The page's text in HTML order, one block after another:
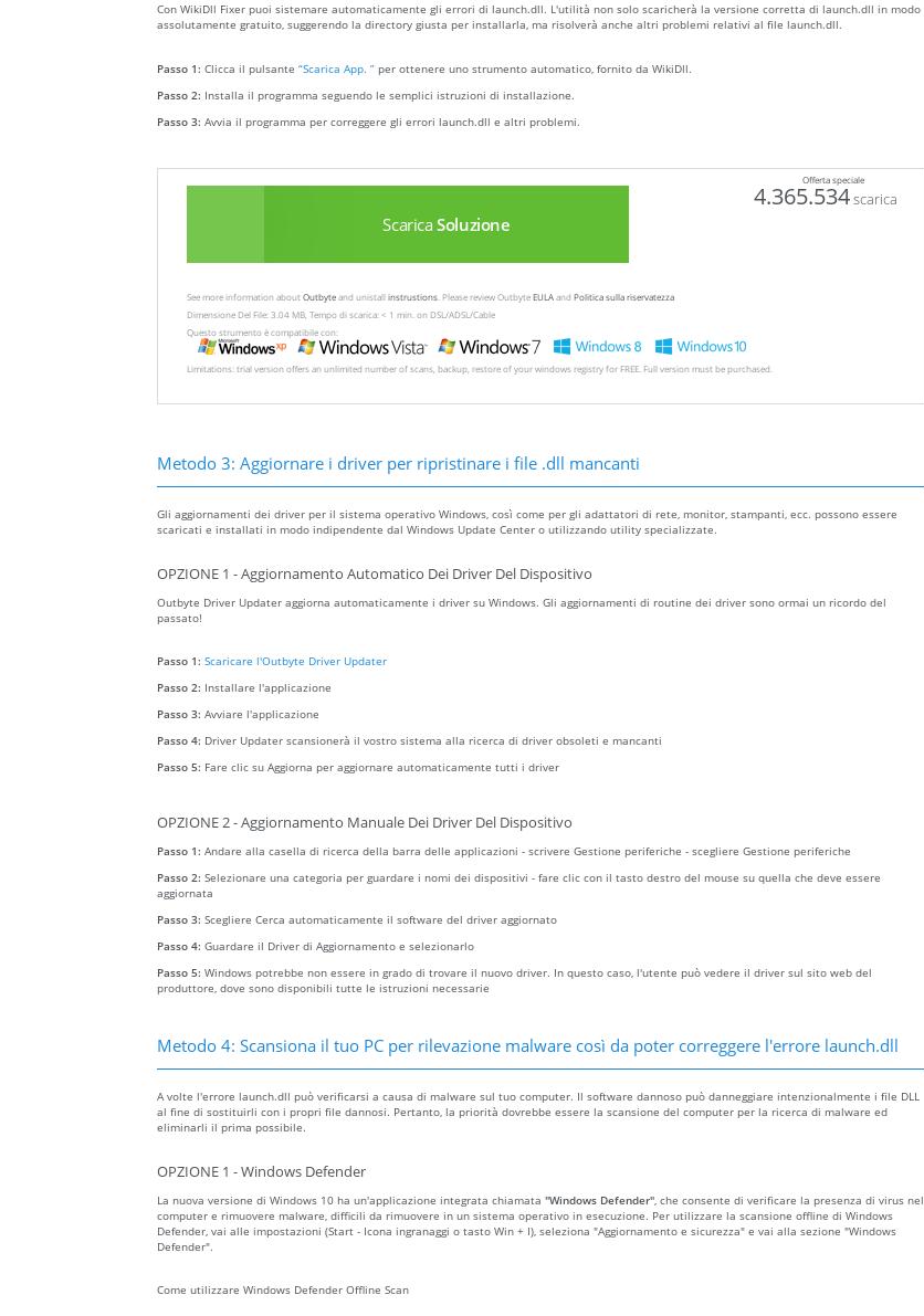
Con WikiDll Fixer puoi sistemare automaticamente gli errori di launch.dll. L'utilità non solo scaricherà la versione corretta di launch.dll in modo
assolutamente gratuito, suggerendo la directory giusta per installarla, ma risolverà anche altri problemi relativi al file launch.dll.
Passo 1: Clicca il pulsante “Scarica App. ” per ottenere uno strumento automatico, fornito da WikiDll.
Passo 2: Installa il programma seguendo le semplici istruzioni di installazione.
Passo 3: Avvia il programma per correggere gli errori launch.dll e altri problemi.
Offerta speciale
ScaricaSoluzione
4.365.534scarica
See more information about Outbyteand unistallinstrustions . Please review OutbyteEULAandPolitica sulla riservatezza
Dimensione Del File: 3.04 MB, Tempo di scarica: < 1 min. on DSL/ADSL/Cable
Questo strumento è compatibile con:
Limitations: trial version offers an unlimited number of scans, backup, restore of your windows registry for FREE. Full version must be purchased.
Metodo 3: Aggiornare i driver per ripristinare i file .dll mancanti
Gli aggiornamenti dei driver per il sistema operativo Windows, così come per gli adattatori di rete, monitor, stampanti, ecc. possono essere
scaricati e installati in modo indipendente dal Windows Update Center o utilizzando utility specializzate.
OPZIONE 1 - Aggiornamento Automatico Dei Driver Del Dispositivo
Outbyte Driver Updater aggiorna automaticamente i driver su Windows. Gli aggiornamenti di routine dei driver sono ormai un ricordo del
passato!
Passo 1: Scaricare l'Outbyte Driver Updater
Passo 2: Installare l'applicazione
Passo 3: Avviare l'applicazione
Passo 4: Driver Updater scansionerà il vostro sistema alla ricerca di driver obsoleti e mancanti
Passo 5: Fare clic su Aggiorna per aggiornare automaticamente tutti i driver
OPZIONE 2 - Aggiornamento Manuale Dei Driver Del Dispositivo
Passo 1: Andare alla casella di ricerca della barra delle applicazioni - scrivere Gestione periferiche - scegliere Gestione periferiche
Passo 2: Selezionare una categoria per guardare i nomi dei dispositivi - fare clic con il tasto destro del mouse su quella che deve essere
aggiornata
Passo 3: Scegliere Cerca automaticamente il software del driver aggiornato
Passo 4: Guardare il Driver di Aggiornamento e selezionarlo
Passo 5: Windows potrebbe non essere in grado di trovare il nuovo driver. In questo caso, l'utente può vedere il driver sul sito web del
produttore, dove sono disponibili tutte le istruzioni necessarie
Metodo 4: Scansiona il tuo PC per rilevazione malware così da poter correggere l'errore launch.dll
A volte l'errore launch.dll può verificarsi a causa di malware sul tuo computer. Il software dannoso può danneggiare intenzionalmente i file DLL
al fine di sostituirli con i propri file dannosi. Pertanto, la priorità dovrebbe essere la scansione del computer per la ricerca di malware ed
eliminarli il prima possibile.
OPZIONE 1 - Windows Defender
La nuova versione di Windows 10 ha un'applicazione integrata chiamata "Windows Defender", che consente di verificare la presenza di virus nel
computer e rimuovere malware, difficili da rimuovere in un sistema operativo in esecuzione. Per utilizzare la scansione offline di Windows
Defender, vai alle impostazioni (Start - Icona ingranaggi o tasto Win + I), seleziona "Aggiornamento e sicurezza" e vai alla sezione "Windows
Defender".
Come utilizzare Windows Defender Offline Scan